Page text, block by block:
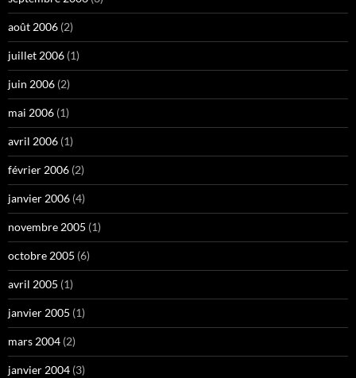
août 2006 (2)
juillet 2006 (1)
juin 2006 (2)
mai 2006 (1)
avril 2006 (1)
février 2006 (2)
janvier 2006 (4)
novembre 2005 (1)
octobre 2005 (6)
avril 2005 (1)
janvier 2005 (1)
mars 2004 (2)
janvier 2004 (3)